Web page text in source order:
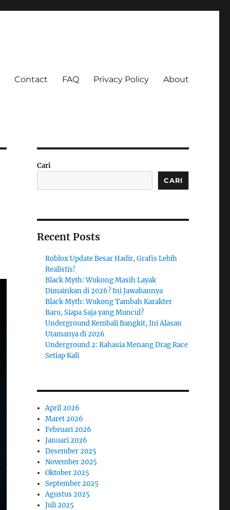
Contact FAQ Privacy Policy About
Cari
CARI
Recent Posts
Roblox Update Besar Hadir, Grafis Lebih
Realistis!
Black Myth: Wukong Masih Layak
Dimainkan di 2026? Ini Jawabannya
Black Myth: Wukong Tambah Karakter
Baru, Siapa Saja yang Muncul?
Underground Kembali Bangkit, Ini Alasan
Utamanya di 2026
Underground 2: Rahasia Menang Drag Race
Setiap Kali
April 2026
Maret 2026
Februari 2026
Januari 2026
Desember 2025
November 2025
Oktober 2025
September 2025
Agustus 2025
Juli 2025